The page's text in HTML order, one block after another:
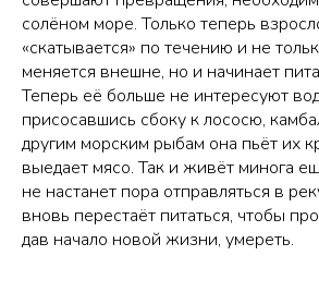
солёном море. Только теперь
«скатывается» по течению и не
меняется внешне, но и начинает
Теперь её больше не интересуют
присосавшись сбоку к лососю,
другим морским рыбам она пьёт их
выедает мясо. Так и живёт минога
не настанет пора отправляться в
вновь перестаёт питаться, чтобы
дав начало новой жизни, умереть.